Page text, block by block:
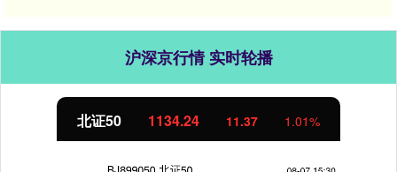
沪深京行情 实时轮播
北证50 1134.24 11.37 1.01%